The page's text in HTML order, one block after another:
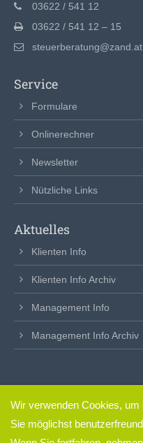
03622 / 541 12
03622 / 541 12 – 15
steuerberatung@zand.at
Service
Formulare
Onlinerechner
Newsletter
Nützliche Links
Aktuelles
Klienten Info
Klienten Info Archiv
Management Info
Management Info Archiv
clickfertig
– so einfach.
Impressum & Datenschutz
Wir verwenden Cookies, um
Sie möglichst